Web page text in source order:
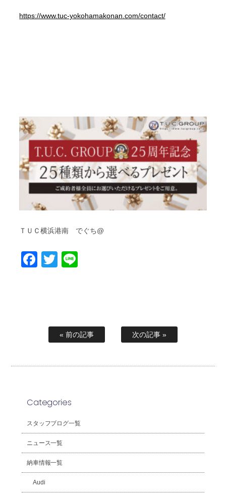
https://www.tuc-yokohamakonan.com/contact/
ＴＵＣ横浜港南 でぐち@
Facebook
Twitter
« 前の記事 次の記事 »
Categories
スタッフブログ一覧
ニュース一覧
納車情報一覧
Audi